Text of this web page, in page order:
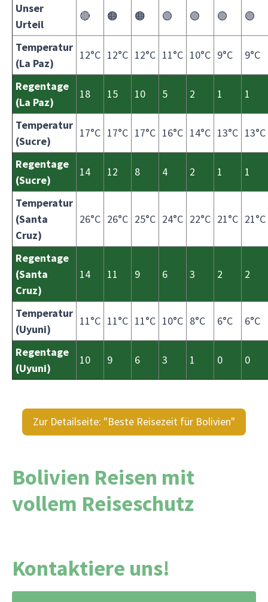
Unser
Urteil
🔴 🟠 🟠 🟢 🟢 🟢 🟢
Temperatur
(La Paz)
12°C 12°C 12°C 11°C 10°C 9°C 9°C
Regentage
(La Paz)
18 15 10 5 2 1 1
Temperatur
(Sucre)
17°C 17°C 17°C 16°C 14°C 13°C 13°C
Regentage
(Sucre)
14 12 8 4 2 1 1
Temperatur
(Santa
Cruz)
26°C 26°C 25°C 24°C 22°C 21°C 21°C
Regentage
(Santa
Cruz)
14 11 9 6 3 2 2
Temperatur
(Uyuni)
11°C 11°C 11°C 10°C 8°C 6°C 6°C
Regentage
(Uyuni)
10 9 6 3 1 0 0
Zur Detailseite: "Beste Reisezeit für Bolivien"
Bolivien Reisen mit
vollem Reiseschutz
Kontaktiere uns!